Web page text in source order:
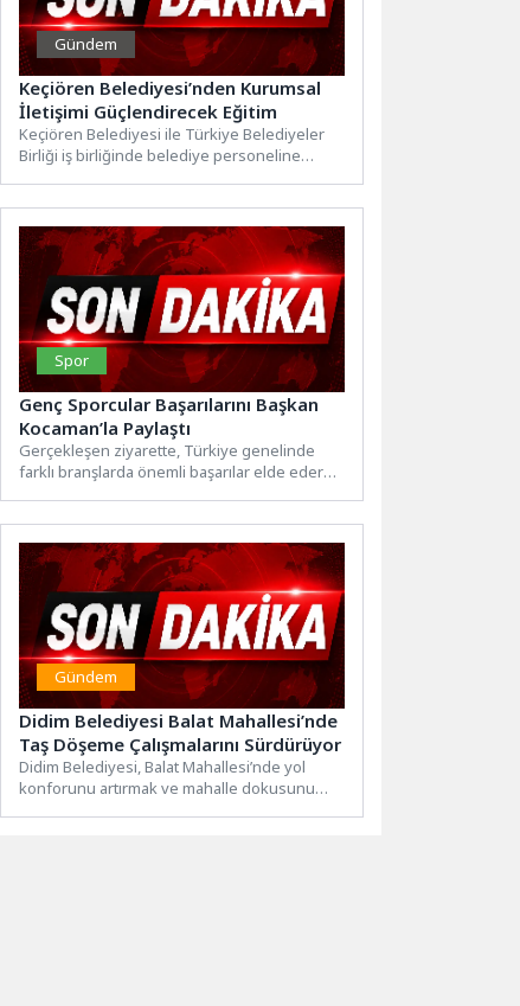
Gündem
Keçiören Belediyesi’nden Kurumsal
İletişimi Güçlendirecek Eğitim
Keçiören Belediyesi ile Türkiye Belediyeler
Birliği iş birliğinde belediye personeline
Spor
Genç Sporcular Başarılarını Başkan
Kocaman’la Paylaştı
Gerçekleşen ziyarette, Türkiye genelinde
farklı branşlarda önemli başarılar elde ederek
Gündem
Didim Belediyesi Balat Mahallesi’nde
Taş Döşeme Çalışmalarını Sürdürüyor
Didim Belediyesi, Balat Mahallesi’nde yol
konforunu artırmak ve mahalle dokusunu